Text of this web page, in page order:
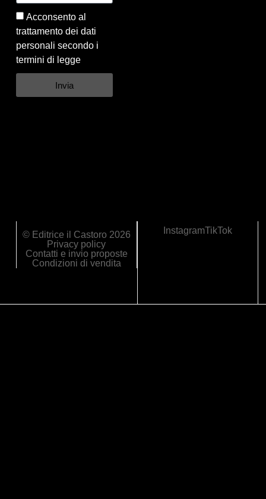
Acconsento al
trattamento dei dati
personali secondo i
termini di legge
Invia
© Editrice il Castoro 2026
Privacy policy
Contatti e invio proposte
Condizioni di vendita
InstagramTikTok